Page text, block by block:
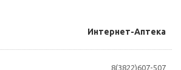
Интернет-Аптека
8(3822)607-507